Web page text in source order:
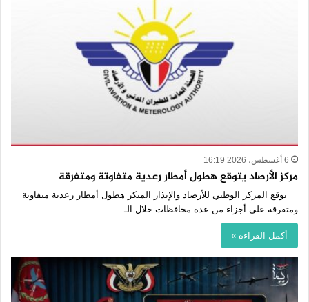
6 أغسطس، 2026 16:19
مركز الأرصاد يتوقع هطول أمطار رعدية متفاوتة ومتفرقة
توقع المركز الوطني للأرصاد والإنذار المبكر هطول أمطار رعدية متفاوتة
ومتفرقة على أجزاء من عدة محافظات خلال الـ…
أكمل القراءة »